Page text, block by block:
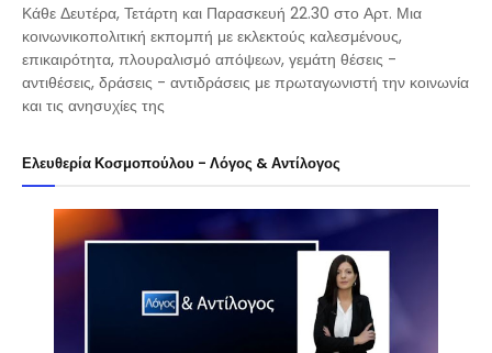
Κάθε Δευτέρα, Τετάρτη και Παρασκευή 22.30 στο Αρτ. Μια
κοινωνικοπολιτική εκπομπή με εκλεκτούς καλεσμένους,
επικαιρότητα, πλουραλισμό απόψεων, γεμάτη θέσεις -
αντιθέσεις, δράσεις - αντιδράσεις με πρωταγωνιστή την κοινωνία
και τις ανησυχίες της
Ελευθερία Κοσμοπούλου - Λόγος & Αντίλογος